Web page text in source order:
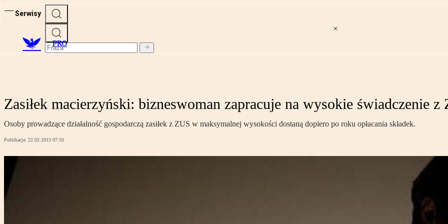
Serwisy
PRO
Zasiłek macierzyński: bizneswoman zapracuje na wysokie świadczenie z
Osoby prowadzące działalność gospodarczą zasiłek z ZUS w maksymalnej wysokości dostaną dopiero po roku opłacania składek.
Publikacja: 22.02.2013 07:50